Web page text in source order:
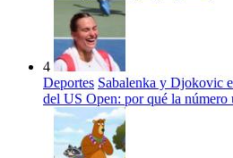
4
Deportes Sabalenka y Djokovic
del US Open: por qué la número